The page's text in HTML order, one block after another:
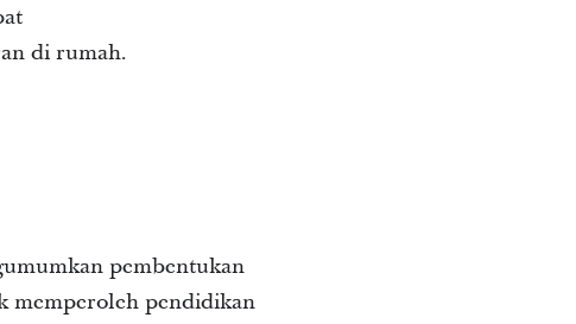
di rumah.
pembentukan
memperoleh pendidikan